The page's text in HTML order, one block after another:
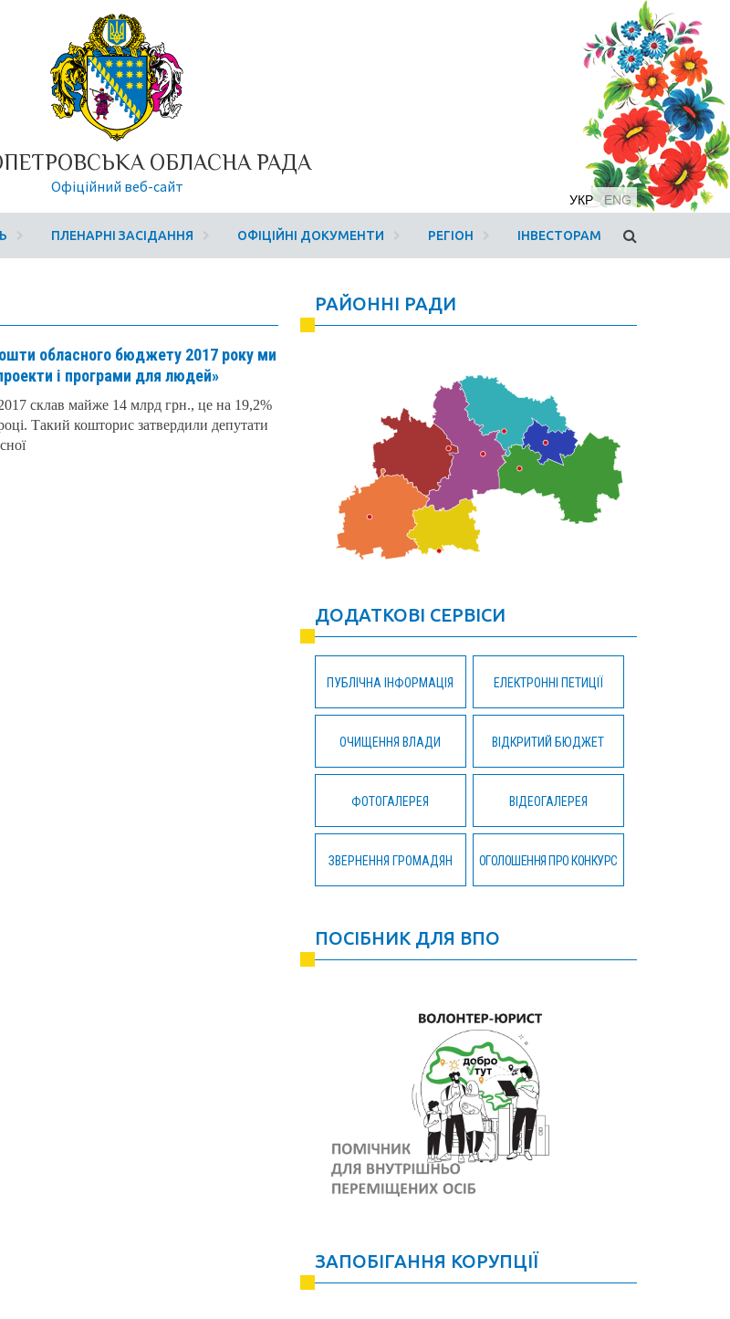
ОБЛАСНА РАДА
Офіційний веб-сайт
УКР ENG
ПЛЕНАРНІ ЗАСІДАННЯ ОФІЦІЙНІ ДОКУМЕНТИ РЕГІОН ІНВЕСТОРАМ
обласного бюджету 2017 року ми
і програми для людей»
склав майже 14 млрд грн., це на 19,2%
Такий кошторис затвердили депутати
РАЙОННІ РАДИ
ДОДАТКОВІ СЕРВІСИ
ПУБЛІЧНА ІНФОРМАЦІЯ ЕЛЕКТРОННІ ПЕТИЦІЇ
ОЧИЩЕННЯ ВЛАДИ ВІДКРИТИЙ БЮДЖЕТ
ФОТОГАЛЕРЕЯ ВІДЕОГАЛЕРЕЯ
ЗВЕРНЕННЯ ГРОМАДЯН ОГОЛОШЕННЯ ПРО КОНКУРС
ПОСІБНИК ДЛЯ ВПО
ЗАПОБІГАННЯ КОРУПЦІЇ